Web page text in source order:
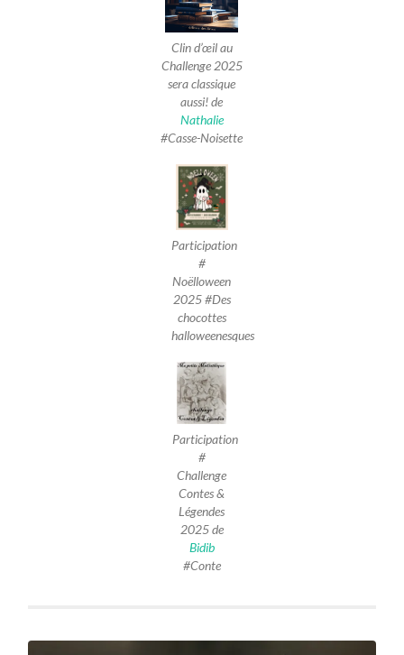
Clin d’œil au
Challenge 2025
sera classique
aussi! de
Nathalie
#Casse-Noisette
Participation
#
Noëlloween
2025 #Des
chocottes
halloweenesques
Participation
#
Challenge
Contes &
Légendes
2025de
Bidib
#Conte